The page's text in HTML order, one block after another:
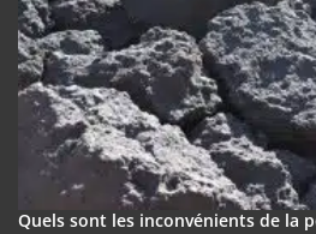
Quels sont les inconvénients de la